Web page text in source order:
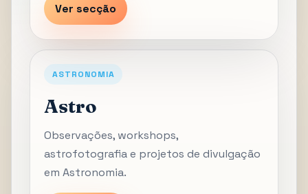
Ver secção
ASTRONOMIA
Astro
Observações, workshops,
astrofotografia e projetos de divulgação
em Astronomia.